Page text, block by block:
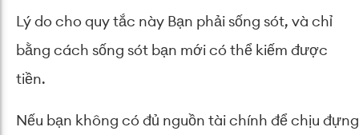
Lý do cho quy tắc này Bạn phải sống sót, và chỉ
bằng cách sống sót bạn mới có thể kiếm được
tiền.
Nếu bạn không có đủ nguồn tài chính để chịu đựng